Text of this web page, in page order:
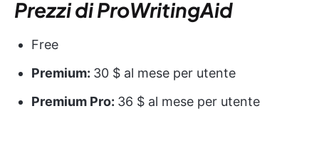
Prezzi di ProWritingAid
Free
Premium: 30 $ al mese per utente
Premium Pro: 36 $ al mese per utente